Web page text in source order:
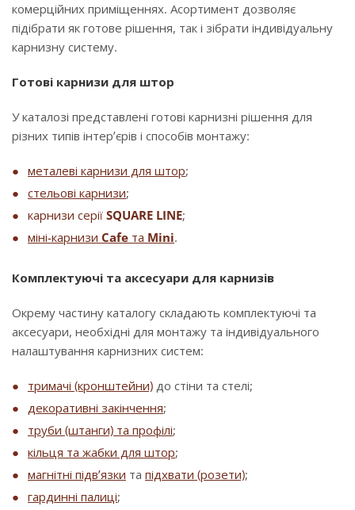
комерційних приміщеннях. Асортимент дозволяє
підібрати як готове рішення, так і зібрати індивідуальну
карнизну систему.
Готові карнизи для штор
У каталозі представлені готові карнизні рішення для
різних типів інтер’єрів і способів монтажу:
металеві карнизи для штор;
стельові карнизи;
карнизи серії SQUARE LINE;
міні-карнизи Cafe та Mini.
Комплектуючі та аксесуари для карнизів
Окрему частину каталогу складають комплектуючі та
аксесуари, необхідні для монтажу та індивідуального
налаштування карнизних систем:
тримачі (кронштейни) до стіни та стелі;
декоративні закінчення;
труби (штанги) та профілі;
кільця та жабки для штор;
магнітні підв’язки та підхвати (розети);
гардинні палиці;